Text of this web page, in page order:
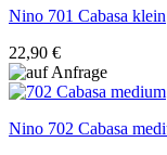
Nino 701 Cabasa klein
22,90 €
Nino 702 Cabasa